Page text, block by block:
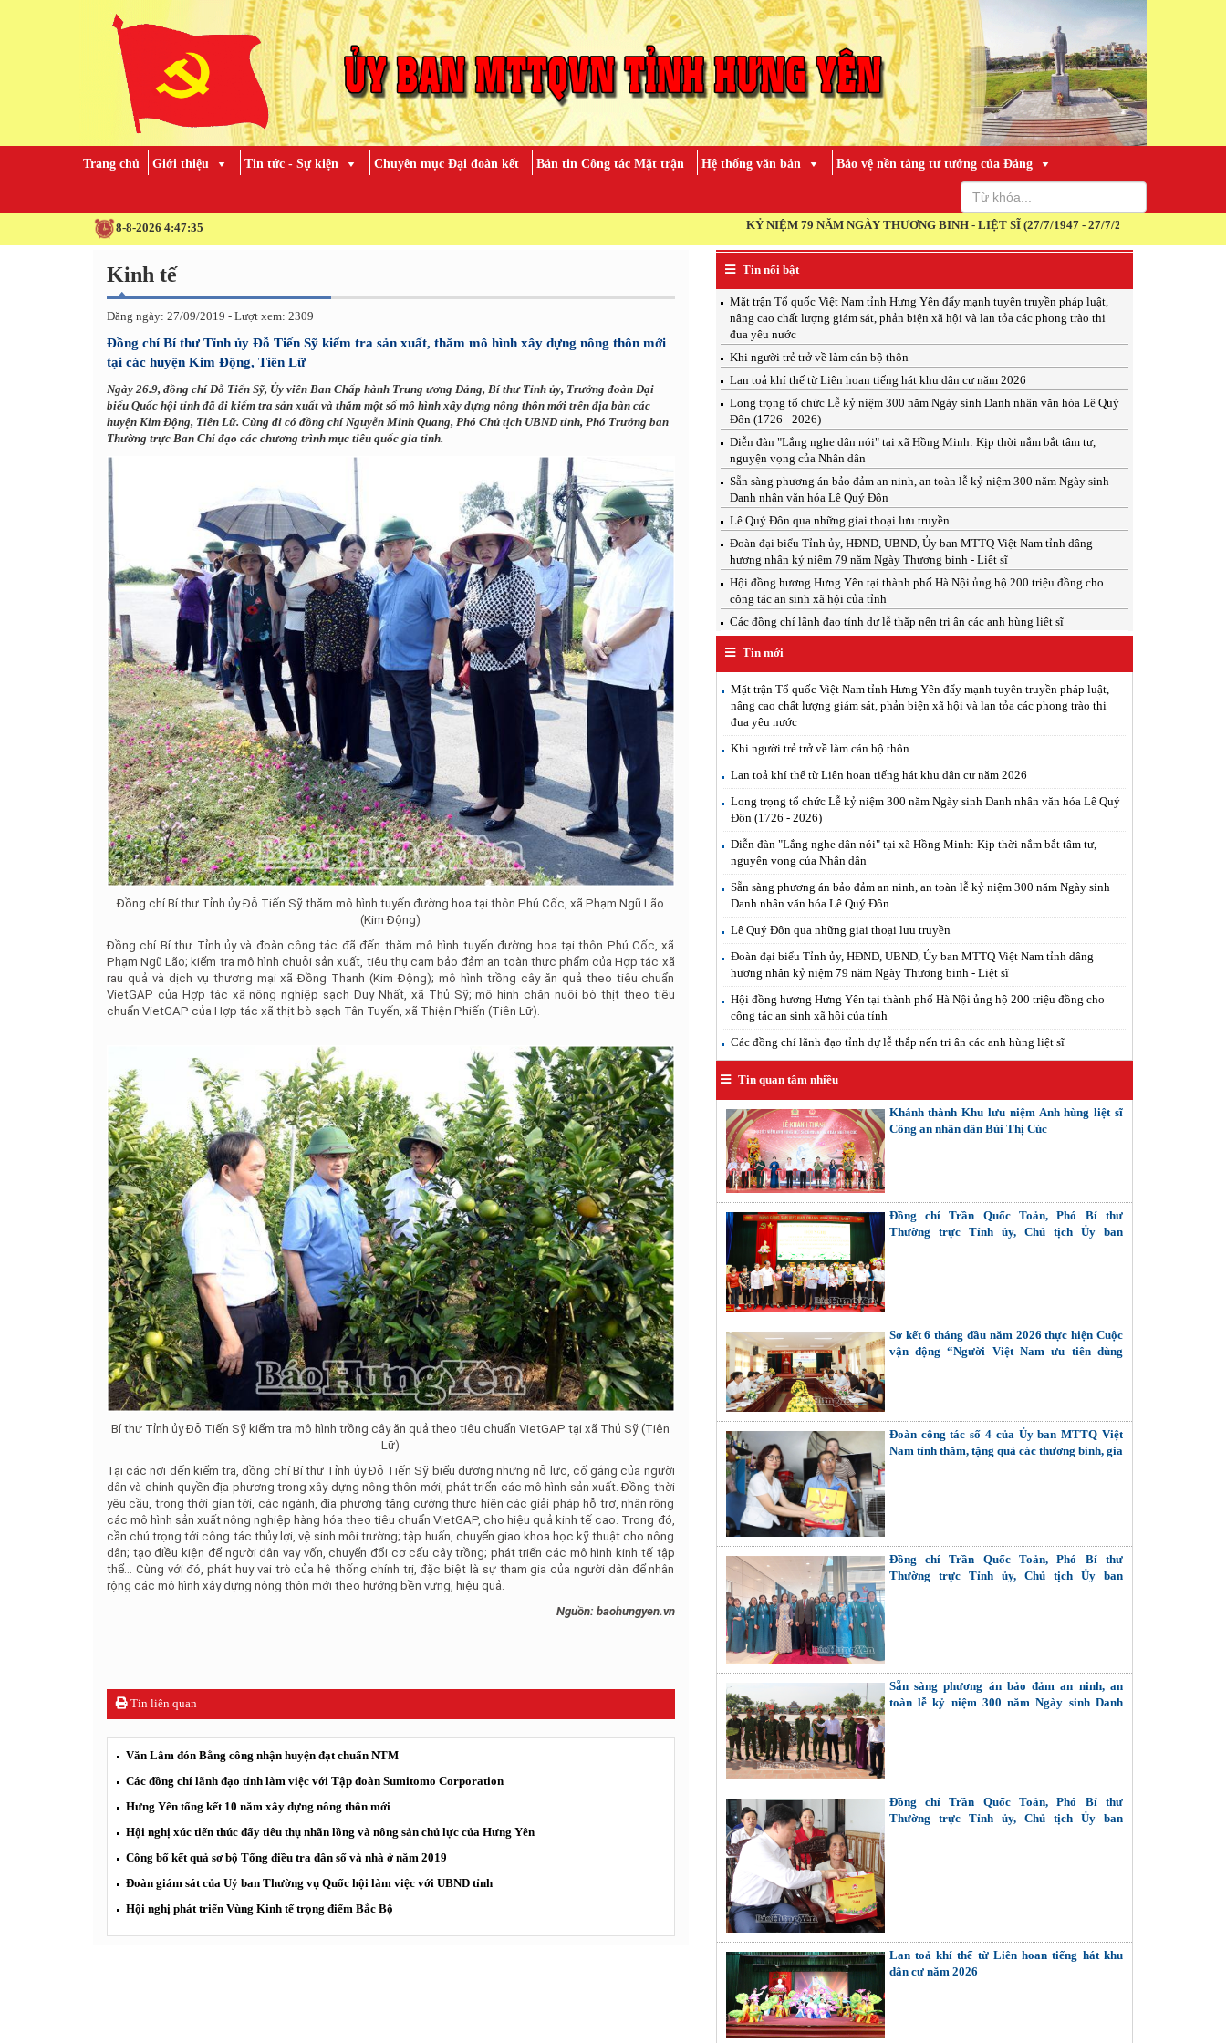
Trang chủ Giới thiệu Tin tức - Sự kiện Chuyên mục Đại đoàn kết Bản tin Công tác Mặt trận Hệ thống văn bản Bảo vệ nền tảng tư tưởng của Đảng
8-8-2026 4:47:36 KỶ NIỆM 79 NĂM NGÀY THƯƠNG BINH - LIỆT SĨ (27/7/1947 - 27/7/2026)
Kinh tế
Đăng ngày: 27/09/2019 - Lượt xem: 2309
Đồng chí Bí thư Tỉnh ủy Đỗ Tiến Sỹ kiểm tra sản xuất, thăm mô hình xây dựng nông thôn mới
tại các huyện Kim Động, Tiên Lữ
Ngày 26.9, đồng chí Đỗ Tiến Sỹ, Ủy viên Ban Chấp hành Trung ương Đảng, Bí thư Tỉnh ủy, Trưởng đoàn Đại
biểu Quốc hội tỉnh đã đi kiểm tra sản xuất và thăm một số mô hình xây dựng nông thôn mới trên địa bàn các
huyện Kim Động, Tiên Lữ. Cùng đi có đồng chí Nguyễn Minh Quang, Phó Chủ tịch UBND tỉnh, Phó Trưởng ban
Thường trực Ban Chỉ đạo các chương trình mục tiêu quốc gia tỉnh.
Đồng chí Bí thư Tỉnh ủy Đỗ Tiến Sỹ thăm mô hình tuyến đường hoa tại thôn Phú Cốc, xã Phạm Ngũ Lão
(Kim Động)
Đồng chí Bí thư Tỉnh ủy và đoàn công tác đã đến thăm mô hình tuyến đường hoa tại thôn Phú Cốc, xã
Phạm Ngũ Lão; kiểm tra mô hình chuỗi sản xuất, tiêu thụ cam bảo đảm an toàn thực phẩm của Hợp tác xã
rau quả và dịch vụ thương mại xã Đồng Thanh (Kim Động); mô hình trồng cây ăn quả theo tiêu chuẩn
VietGAP của Hợp tác xã nông nghiệp sạch Duy Nhất, xã Thủ Sỹ; mô hình chăn nuôi bò thịt theo tiêu
chuẩn VietGAP của Hợp tác xã thịt bò sạch Tân Tuyến, xã Thiện Phiến (Tiên Lữ).
Bí thư Tỉnh ủy Đỗ Tiến Sỹ kiểm tra mô hình trồng cây ăn quả theo tiêu chuẩn VietGAP tại xã Thủ Sỹ (Tiên
Lữ)
Tại các nơi đến kiểm tra, đồng chí Bí thư Tỉnh ủy Đỗ Tiến Sỹ biểu dương những nỗ lực, cố gắng của người
dân và chính quyền địa phương trong xây dựng nông thôn mới, phát triển các mô hình sản xuất. Đồng thời
yêu cầu, trong thời gian tới, các ngành, địa phương tăng cường thực hiện các giải pháp hỗ trợ, nhân rộng
các mô hình sản xuất nông nghiệp hàng hóa theo tiêu chuẩn VietGAP, cho hiệu quả kinh tế cao. Trong đó,
cần chú trọng tới công tác thủy lợi, vệ sinh môi trường; tập huấn, chuyển giao khoa học kỹ thuật cho nông
dân; tạo điều kiện để người dân vay vốn, chuyển đổi cơ cấu cây trồng; phát triển các mô hình kinh tế tập
thể... Cùng với đó, phát huy vai trò của hệ thống chính trị, đặc biệt là sự tham gia của người dân để nhân
rộng các mô hình xây dựng nông thôn mới theo hướng bền vững, hiệu quả.
Nguồn: baohungyen.vn
Tin liên quan
Văn Lâm đón Bằng công nhận huyện đạt chuẩn NTM
Các đồng chí lãnh đạo tỉnh làm việc với Tập đoàn Sumitomo Corporation
Hưng Yên tổng kết 10 năm xây dựng nông thôn mới
Hội nghị xúc tiến thúc đẩy tiêu thụ nhãn lồng và nông sản chủ lực của Hưng Yên
Công bố kết quả sơ bộ Tổng điều tra dân số và nhà ở năm 2019
Đoàn giám sát của Uỷ ban Thường vụ Quốc hội làm việc với UBND tỉnh
Hội nghị phát triển Vùng Kinh tế trọng điểm Bắc Bộ
Tin nổi bật
Mặt trận Tổ quốc Việt Nam tỉnh Hưng Yên đẩy mạnh tuyên truyền pháp luật,
nâng cao chất lượng giám sát, phản biện xã hội và lan tỏa các phong trào thi
đua yêu nước
Khi người trẻ trở về làm cán bộ thôn
Lan toả khí thế từ Liên hoan tiếng hát khu dân cư năm 2026
Long trọng tổ chức Lễ kỷ niệm 300 năm Ngày sinh Danh nhân văn hóa Lê Quý
Đôn (1726 - 2026)
Diễn đàn "Lắng nghe dân nói" tại xã Hồng Minh: Kịp thời nắm bắt tâm tư,
nguyện vọng của Nhân dân
Sẵn sàng phương án bảo đảm an ninh, an toàn lễ kỷ niệm 300 năm Ngày sinh
Danh nhân văn hóa Lê Quý Đôn
Lê Quý Đôn qua những giai thoại lưu truyền
Đoàn đại biểu Tỉnh ủy, HĐND, UBND, Ủy ban MTTQ Việt Nam tỉnh dâng
hương nhân kỷ niệm 79 năm Ngày Thương binh - Liệt sĩ
Hội đồng hương Hưng Yên tại thành phố Hà Nội ủng hộ 200 triệu đồng cho
công tác an sinh xã hội của tỉnh
Các đồng chí lãnh đạo tỉnh dự lễ thắp nến tri ân các anh hùng liệt sĩ
Tin mới
Mặt trận Tổ quốc Việt Nam tỉnh Hưng Yên đẩy mạnh tuyên truyền pháp luật,
nâng cao chất lượng giám sát, phản biện xã hội và lan tỏa các phong trào thi
đua yêu nước
Khi người trẻ trở về làm cán bộ thôn
Lan toả khí thế từ Liên hoan tiếng hát khu dân cư năm 2026
Long trọng tổ chức Lễ kỷ niệm 300 năm Ngày sinh Danh nhân văn hóa Lê Quý
Đôn (1726 - 2026)
Diễn đàn "Lắng nghe dân nói" tại xã Hồng Minh: Kịp thời nắm bắt tâm tư,
nguyện vọng của Nhân dân
Sẵn sàng phương án bảo đảm an ninh, an toàn lễ kỷ niệm 300 năm Ngày sinh
Danh nhân văn hóa Lê Quý Đôn
Lê Quý Đôn qua những giai thoại lưu truyền
Đoàn đại biểu Tỉnh ủy, HĐND, UBND, Ủy ban MTTQ Việt Nam tỉnh dâng
hương nhân kỷ niệm 79 năm Ngày Thương binh - Liệt sĩ
Hội đồng hương Hưng Yên tại thành phố Hà Nội ủng hộ 200 triệu đồng cho
công tác an sinh xã hội của tỉnh
Các đồng chí lãnh đạo tỉnh dự lễ thắp nến tri ân các anh hùng liệt sĩ
Tin quan tâm nhiều
Khánh thành Khu lưu niệm Anh hùng liệt sĩ
Công an nhân dân Bùi Thị Cúc
Đồng chí Trần Quốc Toản, Phó Bí thư
Thường trực Tỉnh ủy, Chủ tịch Ủy ban
Sơ kết 6 tháng đầu năm 2026 thực hiện Cuộc
vận động “Người Việt Nam ưu tiên dùng
Đoàn công tác số 4 của Ủy ban MTTQ Việt
Nam tỉnh thăm, tặng quà các thương binh, gia
Đồng chí Trần Quốc Toản, Phó Bí thư
Thường trực Tỉnh ủy, Chủ tịch Ủy ban
Sẵn sàng phương án bảo đảm an ninh, an
toàn lễ kỷ niệm 300 năm Ngày sinh Danh
Đồng chí Trần Quốc Toản, Phó Bí thư
Thường trực Tỉnh ủy, Chủ tịch Ủy ban
Lan toả khí thế từ Liên hoan tiếng hát khu
dân cư năm 2026